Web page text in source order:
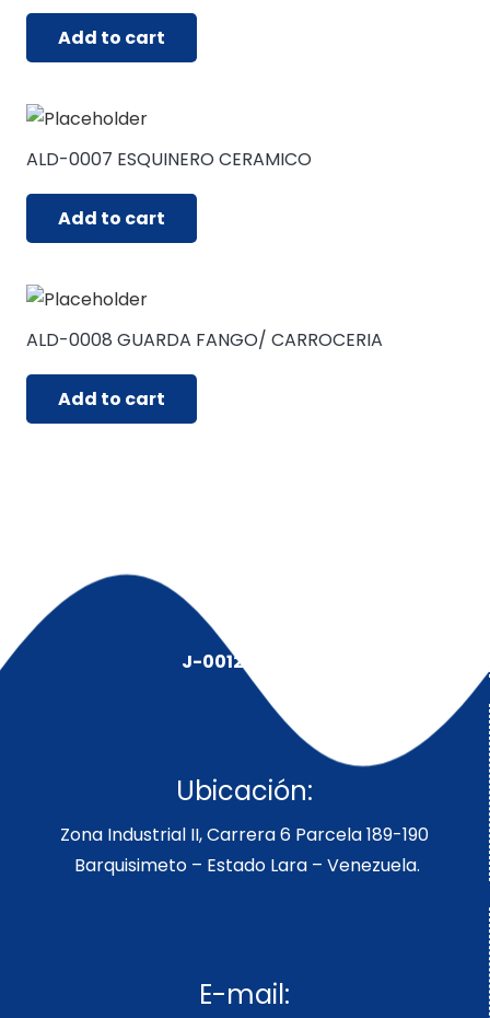
Add to cart
ALD-0007 ESQUINERO CERAMICO
Add to cart
ALD-0008 GUARDA FANGO/ CARROCERIA
Add to cart
J-00128491-5
Ubicación:
Zona Industrial II, Carrera 6 Parcela 189-190
Barquisimeto – Estado Lara – Venezuela.
E-mail: